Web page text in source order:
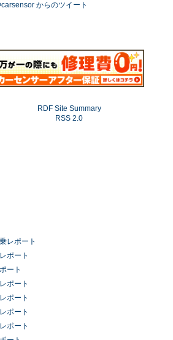
からのツイート
RDF Site Summary
RSS 2.0
レポート
ポート
ート
ポート
ポート
ポート
ポート